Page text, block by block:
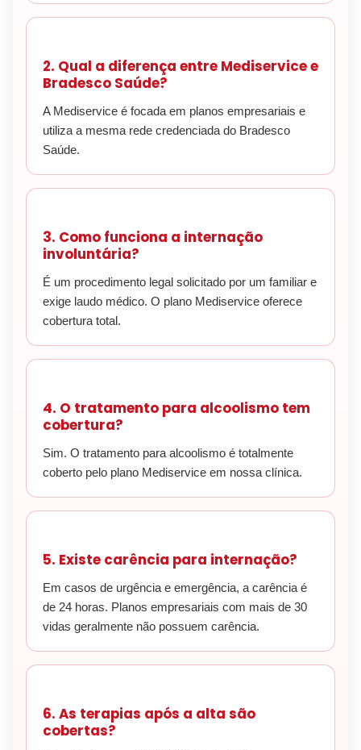
2. Qual a diferença entre Mediservice e
Bradesco Saúde?
A Mediservice é focada em planos empresariais e
utiliza a mesma rede credenciada do Bradesco
Saúde.
3. Como funciona a internação
involuntária?
É um procedimento legal solicitado por um familiar e
exige laudo médico. O plano Mediservice oferece
cobertura total.
4. O tratamento para alcoolismo tem
cobertura?
Sim. O tratamento para alcoolismo é totalmente
coberto pelo plano Mediservice em nossa clínica.
5. Existe carência para internação?
Em casos de urgência e emergência, a carência é
de 24 horas. Planos empresariais com mais de 30
vidas geralmente não possuem carência.
6. As terapias após a alta são
cobertas?